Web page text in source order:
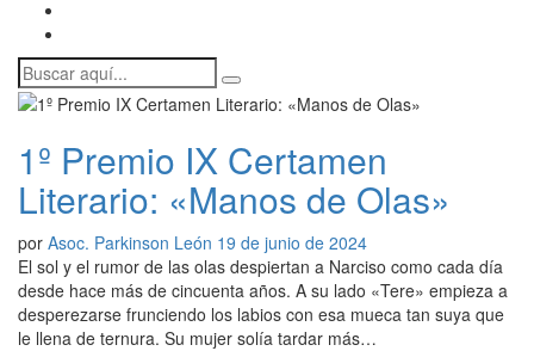
1º Premio IX Certamen
Literario: «Manos de Olas»
por Asoc. Parkinson León 19 de junio de 2024
El sol y el rumor de las olas despiertan a Narciso como cada día
desde hace más de cincuenta años. A su lado «Tere» empieza a
desperezarse frunciendo los labios con esa mueca tan suya que
le llena de ternura. Su mujer solía tardar más…